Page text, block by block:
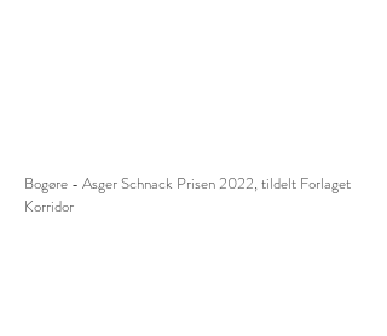
Bogøre - Asger Schnack Prisen 2022, tildelt Forlaget
Korridor